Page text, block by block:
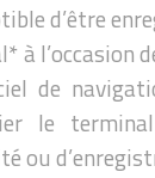
d’être
l’occasion
de
le
ou